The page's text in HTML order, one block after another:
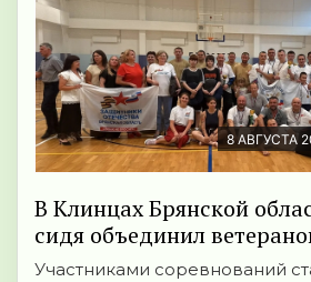
8 АВГУСТА
В Клинцах Брянской
сидя объединил
Участниками соревнований